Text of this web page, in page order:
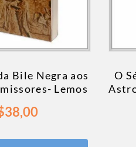
Bile Negra aos
Lemos
38,00
O